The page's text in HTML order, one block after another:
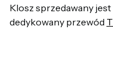
Klosz sprzedawany
dedykowany przewód